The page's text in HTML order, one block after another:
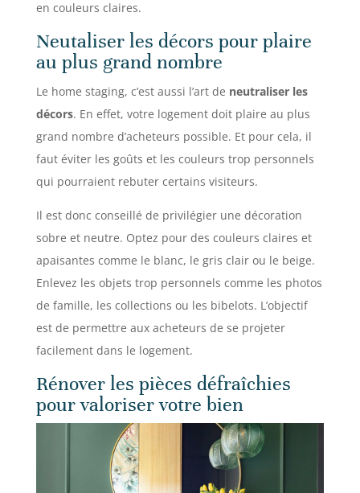
en couleurs claires.
Neutaliser les décors pour plaire
au plus grand nombre
Le home staging, c’est aussi l’art de neutraliser les
décors. En effet, votre logement doit plaire au plus
grand nombre d’acheteurs possible. Et pour cela, il
faut éviter les goûts et les couleurs trop personnels
qui pourraient rebuter certains visiteurs.
Il est donc conseillé de privilégier une décoration
sobre et neutre. Optez pour des couleurs claires et
apaisantes comme le blanc, le gris clair ou le beige.
Enlevez les objets trop personnels comme les photos
de famille, les collections ou les bibelots. L’objectif
est de permettre aux acheteurs de se projeter
facilement dans le logement.
Rénover les pièces défraîchies
pour valoriser votre bien